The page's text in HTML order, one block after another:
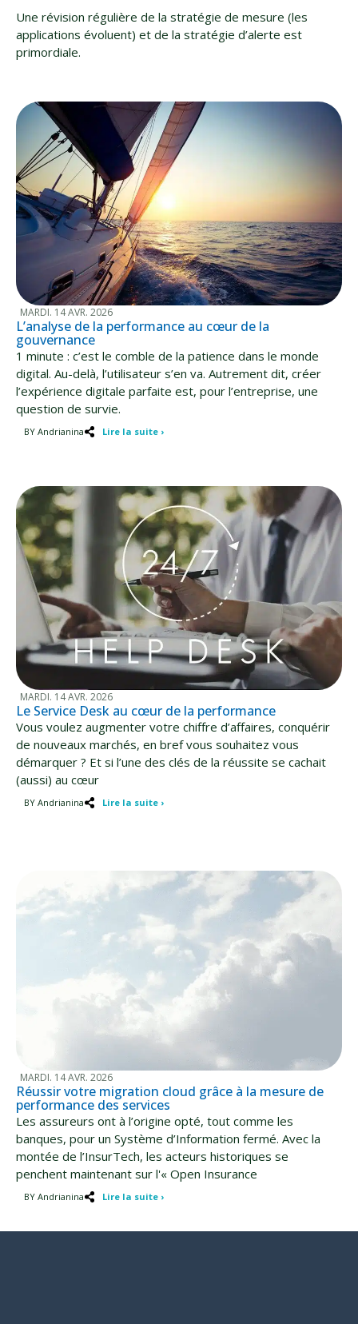
Une révision régulière de la stratégie de mesure (les
applications évoluent) et de la stratégie d’alerte est
primordiale.
MARDI. 14 AVR. 2026
L’analyse de la performance au cœur de la
gouvernance
1 minute : c’est le comble de la patience dans le monde
digital. Au-delà, l’utilisateur s’en va. Autrement dit, créer
l’expérience digitale parfaite est, pour l’entreprise, une
question de survie.
BY Andrianina Lire la suite ›
MARDI. 14 AVR. 2026
Le Service Desk au cœur de la performance
Vous voulez augmenter votre chiffre d’affaires, conquérir
de nouveaux marchés, en bref vous souhaitez vous
démarquer ? Et si l’une des clés de la réussite se cachait
(aussi) au cœur
BY Andrianina Lire la suite ›
MARDI. 14 AVR. 2026
Réussir votre migration cloud grâce à la mesure de
performance des services
Les assureurs ont à l’origine opté, tout comme les
banques, pour un Système d’Information fermé. Avec la
montée de l’InsurTech, les acteurs historiques se
penchent maintenant sur l'« Open Insurance
BY Andrianina Lire la suite ›